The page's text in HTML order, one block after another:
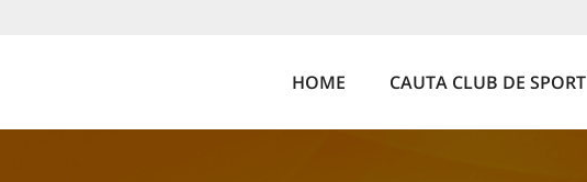
HOME CAUTA CLUB DE SPORT